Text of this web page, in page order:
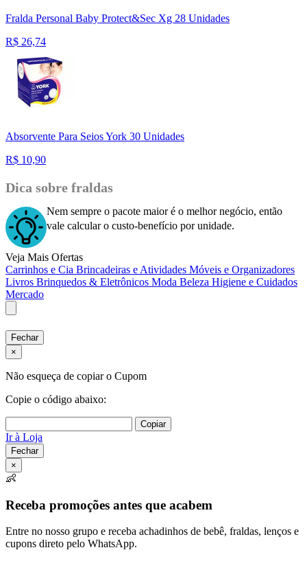
Fralda Personal Baby Protect&Sec Xg 28 Unidades
R$ 26,74
Absorvente Para Seios York 30 Unidades
R$ 10,90
Dica sobre fraldas
Nem sempre o pacote maior é o melhor negócio, então
vale calcular o custo-benefício por unidade.
Veja Mais Ofertas
Carrinhos e Cia Brincadeiras e Atividades Móveis e Organizadores
Livros Brinquedos & Eletrônicos Moda Beleza Higiene e Cuidados
Mercado
Fechar
×
Não esqueça de copiar o Cupom
Copie o código abaixo:
Copiar
Ir à Loja
Fechar
×
👶
Receba promoções antes que acabem
Entre no nosso grupo e receba achadinhos de bebê, fraldas, lenços e
cupons direto pelo WhatsApp.